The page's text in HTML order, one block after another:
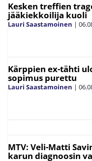
Kesken treffien
jääkiekkoilija kuoli
Lauri Saastamoinen |
Kärppien ex-tähti
sopimus purettu
Lauri Saastamoinen |
MTV: Veli-Matti
karun diagnoosin